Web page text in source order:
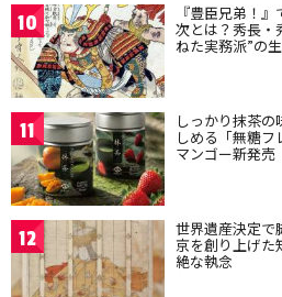
10 『豊臣兄弟！
次とは？秀長・
ねた実務派”の
11 しっかり抹茶
しめる「無糖フ
マンゴー新発売
12 世界遺産決定で
京を創り上げた
絶な執念